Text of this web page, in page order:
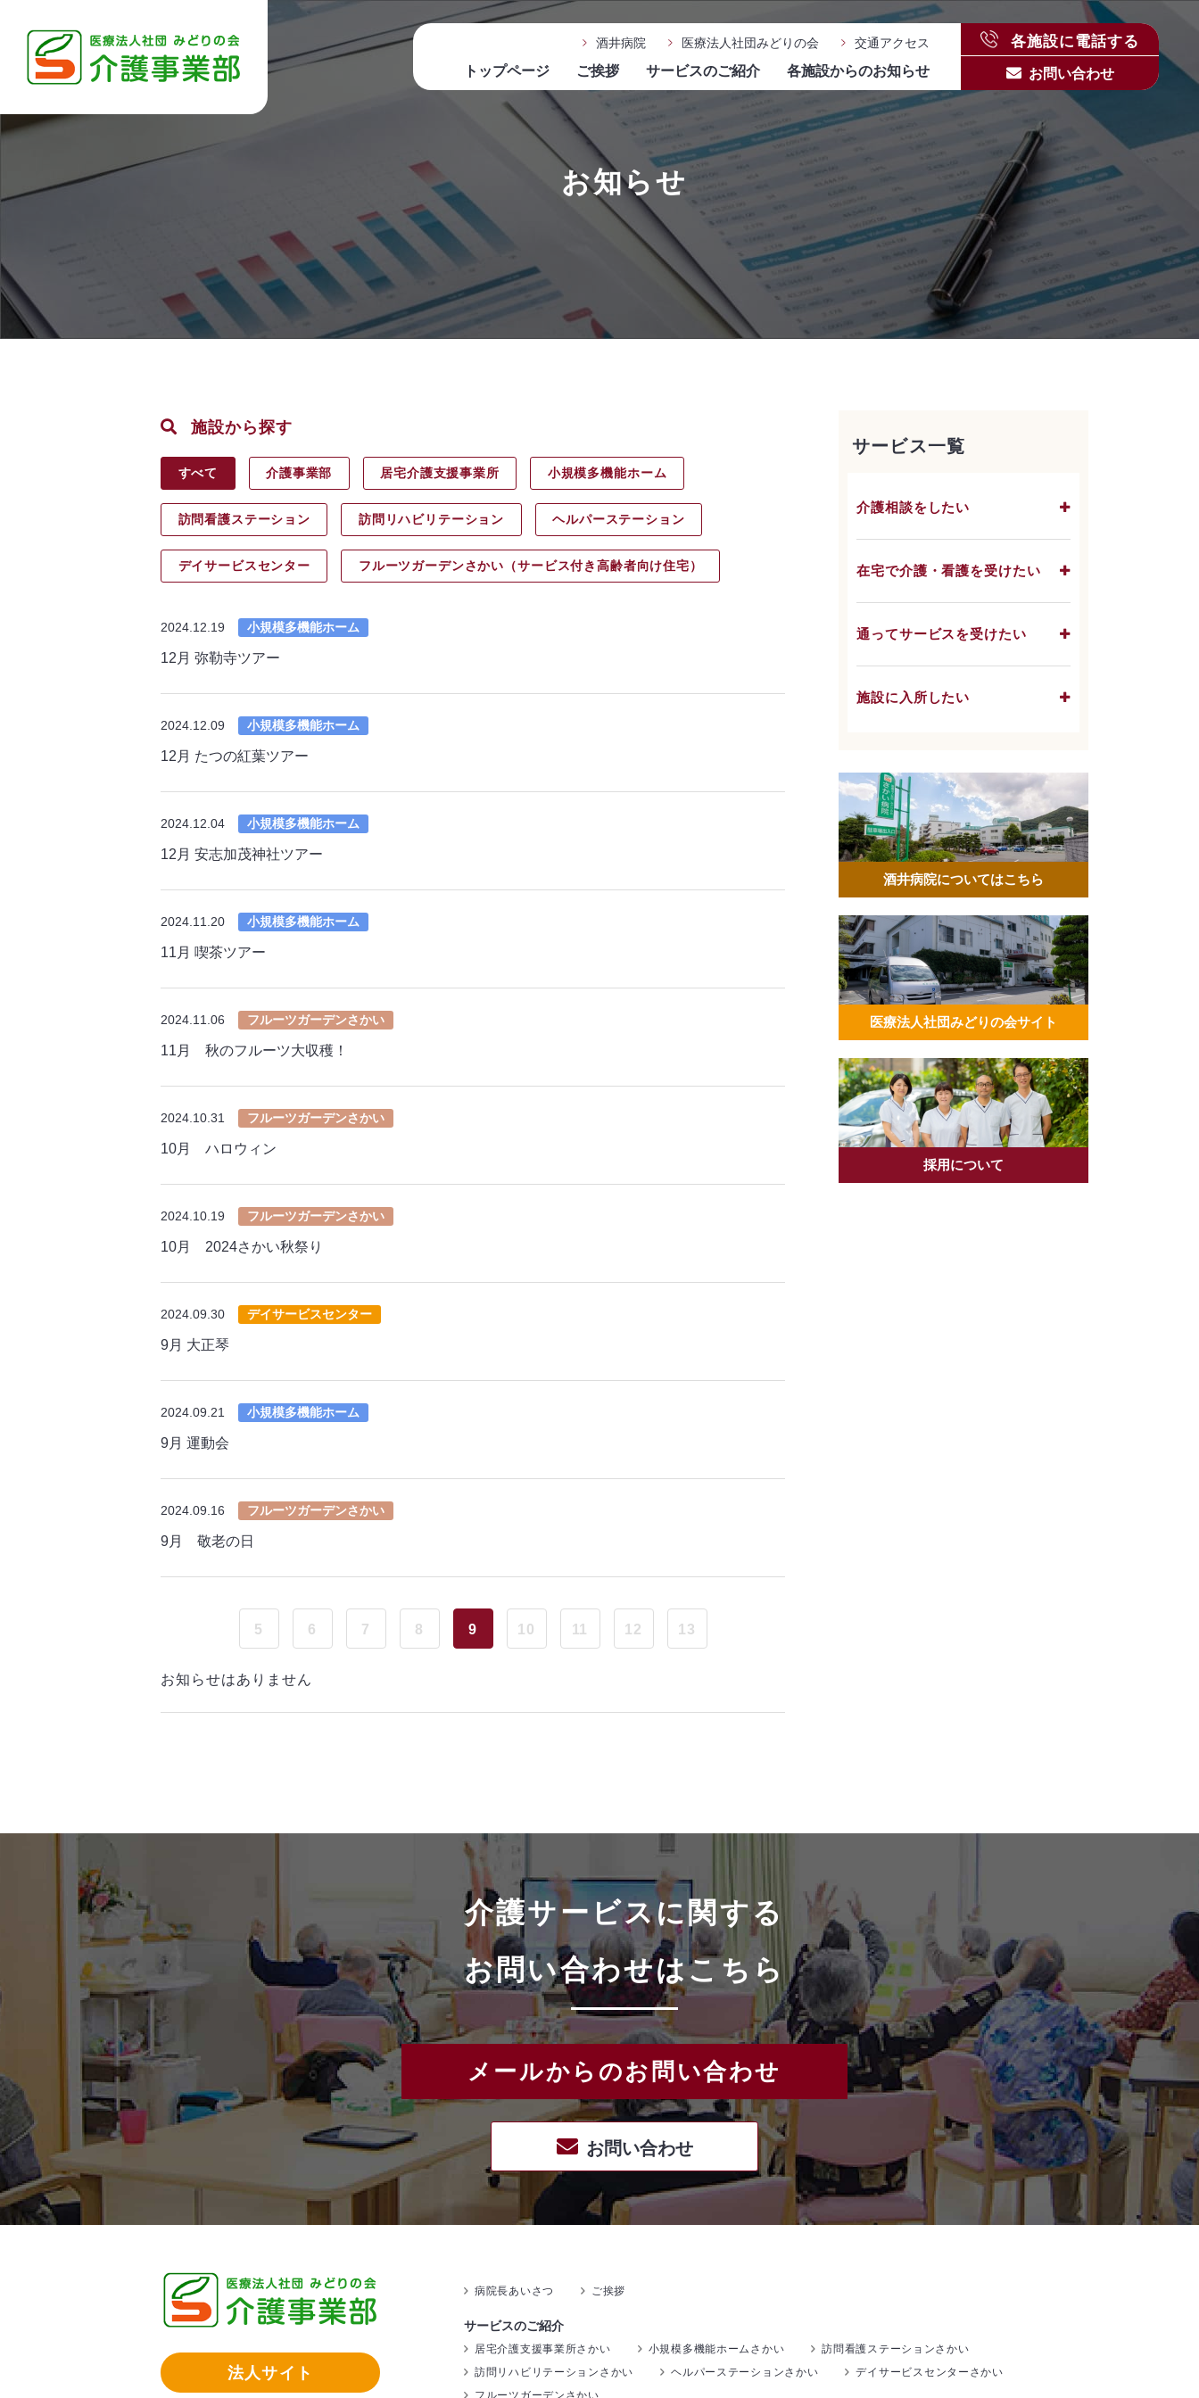
酒井病院 医療法人社団みどりの会 交通アクセス
トップページ ご挨拶 サービスのご紹介 各施設からのお知らせ
各施設に電話する
お問い合わせ
お知らせ
施設から探す
すべて 介護事業部 居宅介護支援事業所 小規模多機能ホーム
訪問看護ステーション 訪問リハビリ テーション ヘルパーステーション
デイサービスセンター フルーツガーデンさかい（サービス付き高齢者向け住宅）
2024.12.19 小規模多機能ホーム
12月 弥勒寺ツアー
2024.12.09 小規模多機能ホーム
12月 たつの紅葉ツアー
2024.12.04 小規模多機能ホーム
12月 安志加茂神社ツアー
2024.11.20 小規模多機能ホーム
11月 喫茶ツアー
2024.11.06 フルーツガーデンさかい
11月 秋のフルーツ大収穫！
2024.10.31 フルーツガーデンさかい
10月 ハロウィン
2024.10.19 フルーツガーデンさかい
10月 2024さかい秋祭り
2024.09.30 デイサービスセンター
9月 大正琴
2024.09.21 小規模多機能ホーム
9月 運動会
2024.09.16 フルーツガーデンさかい
9月 敬老の日
5 6 7 8 9 10 11 12 13
お知らせはありません
サービス一覧
介護相談をしたい
在宅で介護・看護を受けたい
通ってサービスを受けたい
施設に入所したい
酒井病院についてはこちら
医療法人社団みどりの会サイト
採用について
介護サービスに関する
お問い合わせはこちら
メールからのお問い合わせ
お問い合わせ
法人サイト
病院長あいさつ ご挨拶
サービスのご紹介
居宅介護支援事業所さかい 小規模多機能ホームさかい
訪問看護ステーションさかい
訪問リハビリテーションさかい
ヘルパーステーションさかい
デイサービスセンターさかい
フルーツガーデンさかい